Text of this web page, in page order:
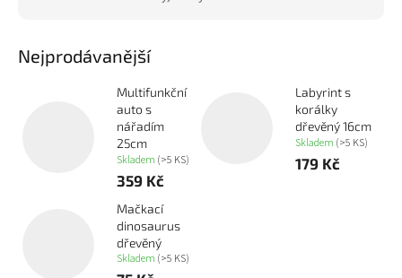
Nejprodávanější
Multifunkční
auto s
nářadím
25cm
Skladem (>5 KS)
359 Kč
Labyrint s
korálky
dřevěný 16cm
Skladem (>5 KS)
179 Kč
Mačkací
dinosaurus
dřevěný
Skladem (>5 KS)